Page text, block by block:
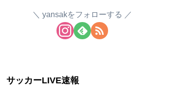
yansakをフォローする
サッカーLIVE速報